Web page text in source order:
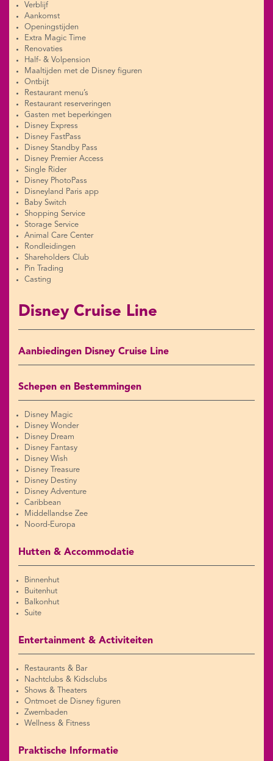
Verblijf
Aankomst
Openingstijden
Extra Magic Time
Renovaties
Half- & Volpension
Maaltijden met de Disney figuren
Ontbijt
Restaurant menu’s
Restaurant reserveringen
Gasten met beperkingen
Disney Express
Disney FastPass
Disney Standby Pass
Disney Premier Access
Single Rider
Disney PhotoPass
Disneyland Paris app
Baby Switch
Shopping Service
Storage Service
Animal Care Center
Rondleidingen
Shareholders Club
Pin Trading
Casting
Disney Cruise Line
Aanbiedingen Disney Cruise Line
Schepen en Bestemmingen
Disney Magic
Disney Wonder
Disney Dream
Disney Fantasy
Disney Wish
Disney Treasure
Disney Destiny
Disney Adventure
Caribbean
Middellandse Zee
Noord-Europa
Hutten & Accommodatie
Binnenhut
Buitenhut
Balkonhut
Suite
Entertainment & Activiteiten
Restaurants & Bar
Nachtclubs & Kidsclubs
Shows & Theaters
Ontmoet de Disney figuren
Zwembaden
Wellness & Fitness
Praktische Informatie